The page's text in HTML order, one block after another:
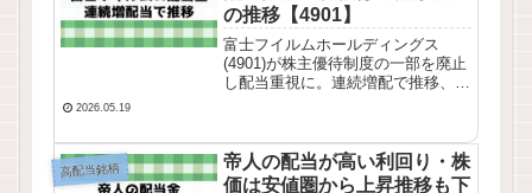
の推移【4901】
富士フイルムホールディングス
(4901)が株主優待制度の一部を廃止
し配当重視に。連続増配で推移、株
優待、配当状況を確認してみまし
た。
2026.05.19
高配当銘柄
帝人の配当が高い利回り・株
価は安値圏から上昇推移も下